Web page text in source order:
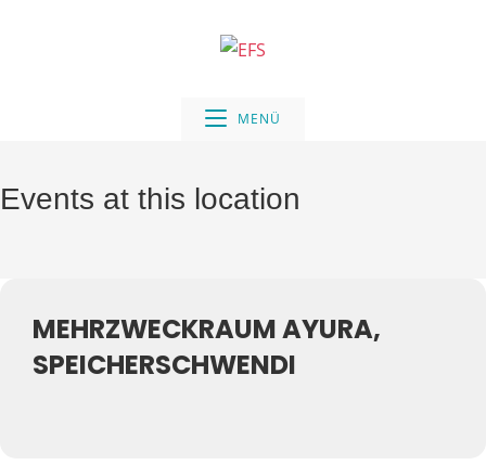
MENÜ
Events at this location
MEHRZWECKRAUM AYURA,
SPEICHERSCHWENDI